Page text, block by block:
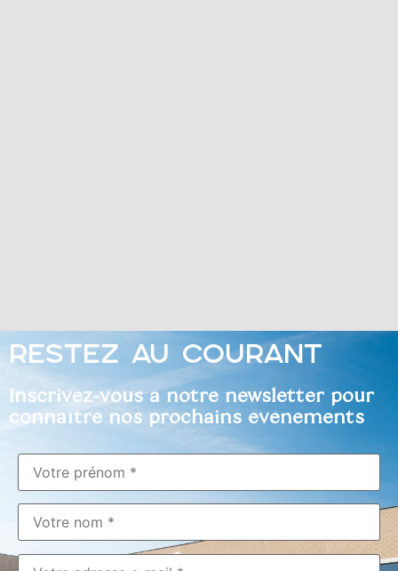
RESTEZ AU COURANT
Inscrivez-vous à notre newsletter pour
connaître nos prochains événements